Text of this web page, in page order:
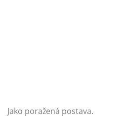
Jako poražená postava.